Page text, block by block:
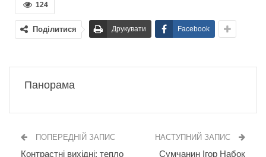
124
Поділитися Друкувати Facebook
Панорама
ПОПЕРЕДНІЙ ЗАПИС
Контрастні вихідні: тепло
НАСТУПНИЙ ЗАПИС
Сумчанин Ігор Набок